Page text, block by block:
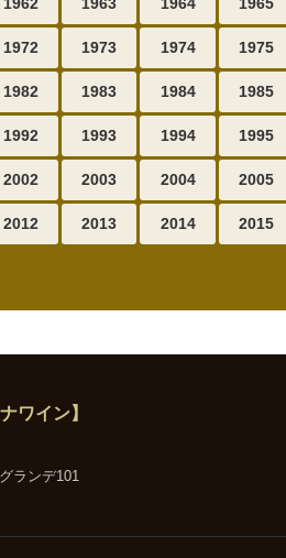
1972 1973 1974 1975
1982 1983 1984 1985
1992 1993 1994 1995
2002 2003 2004 2005
2012 2013 2014 2015
ワイン】
ランデ101